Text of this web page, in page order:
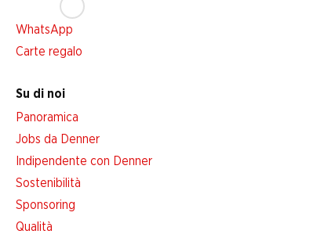
Newsletter
WhatsApp
Carte regalo
Su di noi
Panoramica
Jobs da Denner
Indipendente con Denner
Sostenibilità
Sponsoring
Qualità